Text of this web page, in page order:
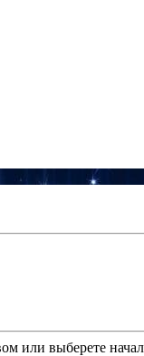
или выберете